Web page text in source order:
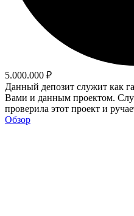
5.000.000 ₽
Данный депозит служит как
Вами и данным проектом.
проверила этот проект и
Обзор